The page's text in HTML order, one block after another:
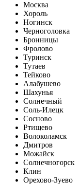
Москва
Хороль
Ногинск
Черноголовка
Бронницы
Фролово
Туринск
Тутаев
Тейково
Алабушево
Шахунья
Солнечный
Соль-Илецк
Сосново
Ртищево
Волоколамск
Дмитров
Можайск
Солнечногорск
Клин
Орехово-Зуево